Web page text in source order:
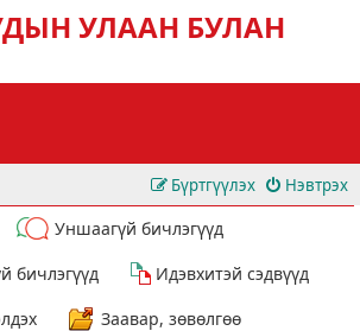
УЛААН БУЛАН
Нэвтрэх
Бүртгүүлэх
Уншаагүй бичлэгүүд
бичлэгүүд
Идэвхитэй сэдвүүд
Заавар, зөвөлгөө